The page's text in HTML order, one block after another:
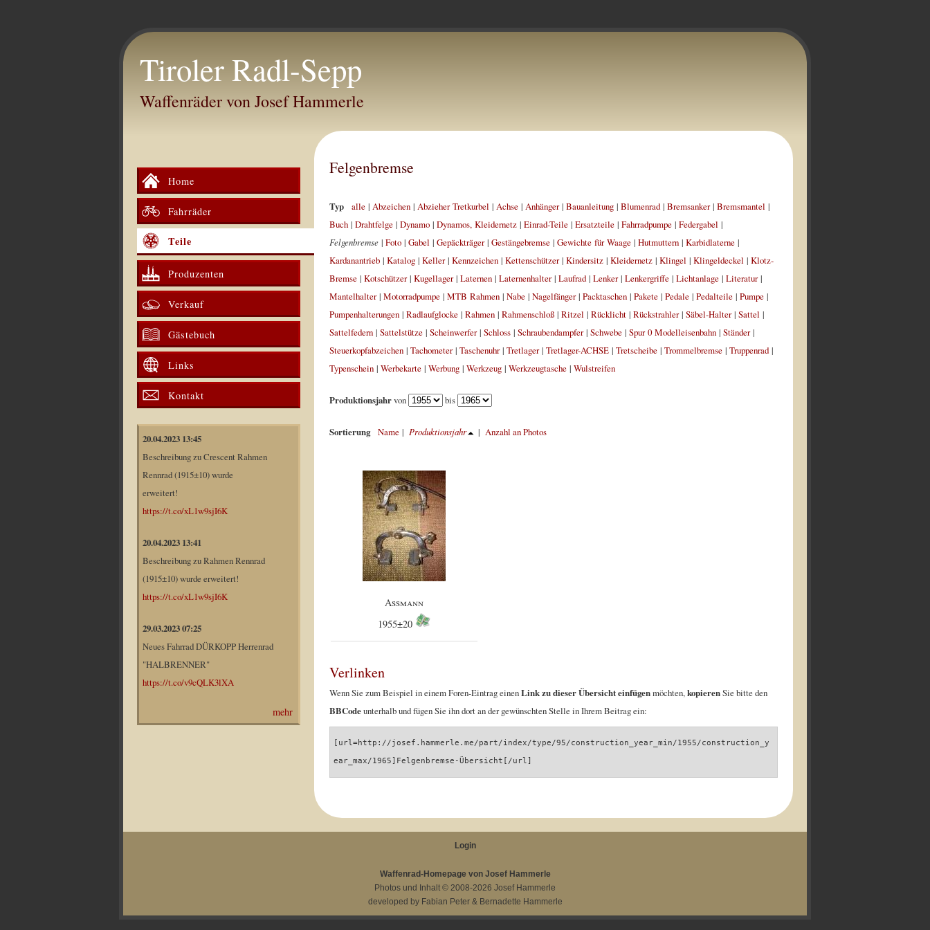
Tiroler Radl-Sepp
Waffenräder von Josef Hammerle
Home
Fahrräder
Teile
Produzenten
Verkauf
Gästebuch
Links
Kontakt
20.04.2023 13:45
Beschreibung zu Crescent Rahmen
Rennrad (1915±10) wurde
erweitert!
https://t.co/xL1w9sjI6K
20.04.2023 13:41
Beschreibung zu Rahmen Rennrad
(1915±10) wurde erweitert!
https://t.co/xL1w9sjI6K
29.03.2023 07:25
Neues Fahrrad DÜRKOPP Herrenrad
"HALBRENNER"
https://t.co/v9cQLK3lXA
mehr
Felgenbremse
Typ alle| Abzeichen| Abzieher Tretkurbel | Achse| Anhänger| Bauanleitung| Blumenrad| Bremsanker| Bremsmantel |
Buch| Drahtfelge| Dynamo| Dynamos, Kleidernetz| Einrad-Teile| Ersatzteile| Fahrradpumpe| Federgabel |
Felgenbremse| Foto| Gabel | Gepäckträger| Gestängebremse| Gewichte für Waage| Hutmuttern| Karbidlaterne|
Kardanantrieb| Katalog| Keller| Kennzeichen| Kettenschützer| Kindersitz| Kleidernetz| Klingel | Klingeldeckel | Klotz-
Bremse| Kotschützer| Kugellager| Laternen| Laternenhalter| Laufrad| Lenker| Lenkergriffe| Lichtanlage| Literatur|
Mantelhalter| Motorradpumpe| MTB Rahmen| Nabe| Nagelfänger| Packtaschen| Pakete| Pedale| Pedalteile| Pumpe|
Pumpenhalterungen| Radlaufglocke| Rahmen| Rahmenschloß| Ritzel | Rücklicht| Rückstrahler| Säbel-Halter| Sattel |
Sattelfedern| Sattelstütze| Scheinwerfer| Schloss| Schraubendampfer| Schwebe| Spur 0 Modelleisenbahn| Ständer|
Steuerkopfabzeichen| Tachometer| Taschenuhr| Tretlager| Tretlager-ACHSE| Tretscheibe| Trommelbremse| Truppenrad|
Typenschein| Werbekarte| Werbung| Werkzeug| Werkzeugtasche| Wulstreifen
Produktionsjahrvon bis
Sortierung Name| Produktionsjahr | Anzahl an Photos
Assmann
1955±20
Verlinken
Wenn Sie zum Beispiel in einem Foren-Eintrag einenLink zu dieser Übersicht einfügenmöchten,kopierenSie bitte den
BBCodeunterhalb und fügen Sie ihn dort an der gewünschten Stelle in Ihrem Beitrag ein:
[url=http://josef.hammerle.me/part/index/type/95/construction_year_min/1955/construction_y
ear_max/1965]Felgenbremse-Übersicht[/url]
Login
Waffenrad-Homepage von Josef Hammerle
Photos und Inhalt © 2008-2026 Josef Hammerle
developed by Fabian Peter& Bernadette Hammerle